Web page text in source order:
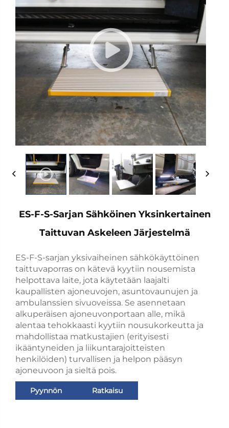
ES-F-S-Sarjan Sähköinen Yksinkertainen
Taittuvan Askeleen Järjestelmä
ES-F-S-sarjan yksivaiheinen sähkökäyttöinen
taittuvaporras on kätevä kyytiin nousemista
helpottava laite, jota käytetään laajalti
kaupallisten ajoneuvojen, asuntovaunujen ja
ambulanssien sivuoveissa. Se asennetaan
alkuperäisen ajoneuvonportaan alle, mikä
alentaa tehokkaasti kyytiin nousukorkeutta ja
mahdollistaa matkustajien (erityisesti
ikääntyneiden ja liikuntarajoitteisten
henkilöiden) turvallisen ja helpon pääsyn
ajoneuvoon ja sieltä pois.
Pyynnön
Ratkaisu